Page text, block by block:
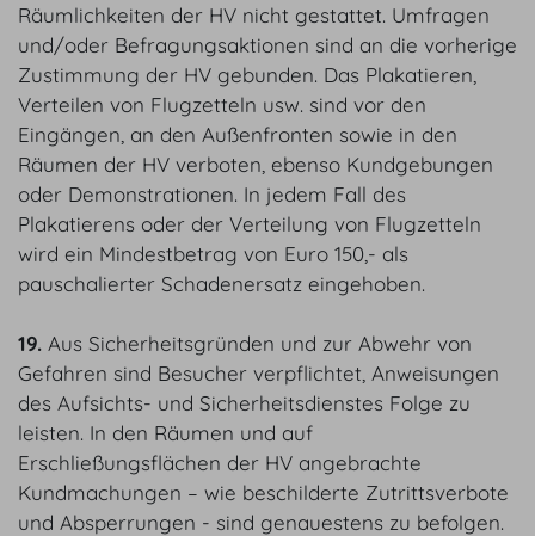
Räumlichkeiten der HV nicht gestattet. Umfragen
und/oder Befragungsaktionen sind an die vorherige
Zustimmung der HV gebunden. Das Plakatieren,
Verteilen von Flugzetteln usw. sind vor den
Eingängen, an den Außenfronten sowie in den
Räumen der HV verboten, ebenso Kundgebungen
oder Demonstrationen. In jedem Fall des
Plakatierens oder der Verteilung von Flugzetteln
wird ein Mindestbetrag von Euro 150,- als
pauschalierter Schadenersatz eingehoben.
19. Aus Sicherheitsgründen und zur Abwehr von
Gefahren sind Besucher verpflichtet, Anweisungen
des Aufsichts- und Sicherheitsdienstes Folge zu
leisten. In den Räumen und auf
Erschließungsflächen der HV angebrachte
Kundmachungen – wie beschilderte Zutrittsverbote
und Absperrungen - sind genauestens zu befolgen.